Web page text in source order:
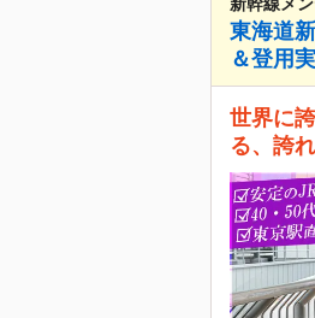
東海道
＆登用
世界に
る、誇